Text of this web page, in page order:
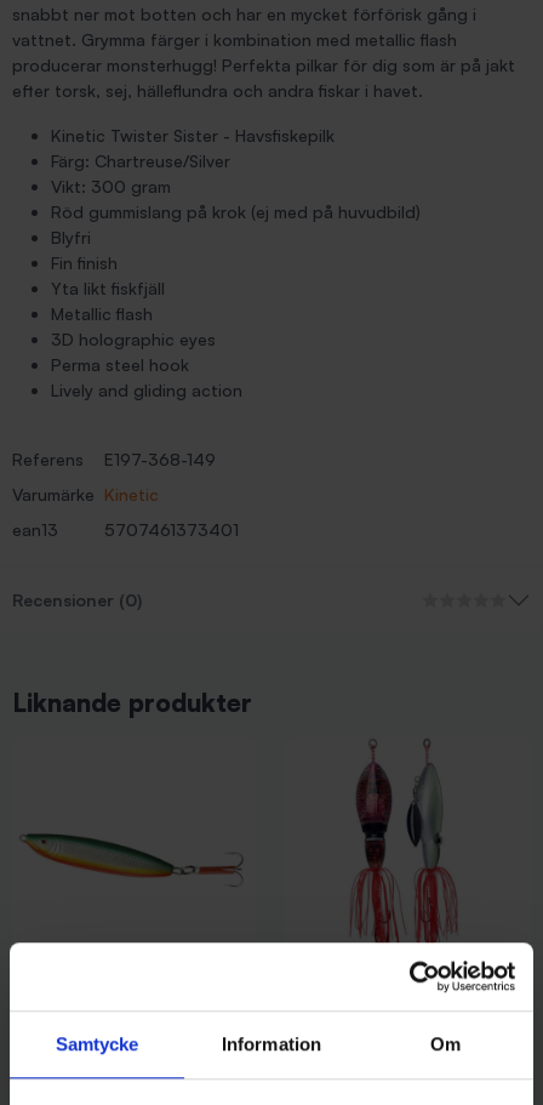
Samtycke Information Om
snabbt ner mot botten och har en mycket förförisk gång i
vattnet. Grymma färger i kombination med metallic flash
producerar monsterhugg! Perfekta pilkar för dig som är på jakt
efter torsk, sej, hälleflundra och andra fiskar i havet.
Kinetic Twister Sister - Havsfiskepilk
Färg: Chartreuse/Silver
Vikt: 300 gram
Röd gummislang på krok (ej med på huvudbild)
Blyfri
Fin finish
Yta likt fiskfjäll
Metallic flash
3D holographic eyes
Perma steel hook
Lively and gliding action
Referens
E197-368-149
Varumärke Kinetic
ean13
5707461373401
Recensioner (0)
Liknande produkter
O/Y/G
189 kr
Silver
109 kr